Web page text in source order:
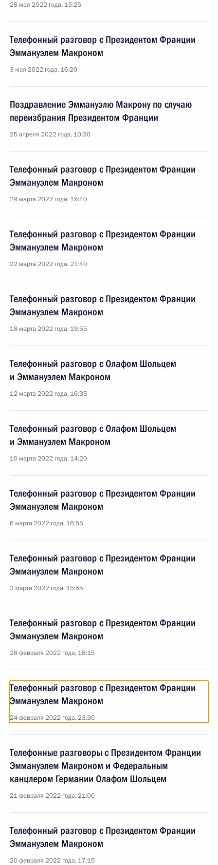
28 мая 2022 года, 15:25
Телефонный разговор с Президентом Франции
Эммануэлем Макроном
3 мая 2022 года, 16:20
Поздравление Эммануэлю Макрону по случаю
переизбрания Президентом Франции
25 апреля 2022 года, 10:30
Телефонный разговор с Президентом Франции
Эммануэлем Макроном
29 марта 2022 года, 19:40
Телефонный разговор с Президентом Франции
Эммануэлем Макроном
22 марта 2022 года, 21:40
Телефонный разговор с Президентом Франции
Эммануэлем Макроном
18 марта 2022 года, 19:55
Телефонный разговор с Олафом Шольцем
и Эммануэлем Макроном
12 марта 2022 года, 16:35
Телефонный разговор с Олафом Шольцем
и Эммануэлем Макроном
10 марта 2022 года, 14:20
Телефонный разговор с Президентом Франции
Эммануэлем Макроном
6 марта 2022 года, 16:55
Телефонный разговор с Президентом Франции
Эммануэлем Макроном
3 марта 2022 года, 15:55
Телефонный разговор с Президентом Франции
Эммануэлем Макроном
28 февраля 2022 года, 18:15
Телефонный разговор с Президентом Франции
Эммануэлем Макроном
24 февраля 2022 года, 23:30
Телефонные разговоры с Президентом Франции
Эммануэлем Макроном и Федеральным
канцлером Германии Олафом Шольцем
21 февраля 2022 года, 21:00
Телефонный разговор с Президентом Франции
Эммануэлем Макроном
20 февраля 2022 года, 17:15